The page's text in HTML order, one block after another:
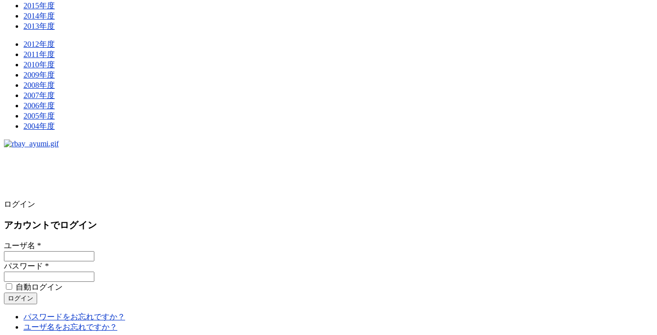
2015年度
2014年度
2013年度
2012年度
2011年度
2010年度
2009年度
2008年度
2007年度
2006年度
2005年度
2004年度
ログイン
アカウントでログイン
ユーザ名 *
パスワード *
自動ログイン
パスワードをお忘れですか？
ユーザ名をお忘れですか？